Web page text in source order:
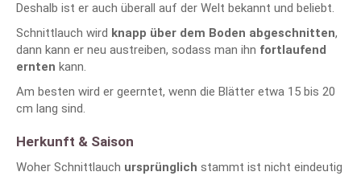
Deshalb ist er auch überall auf der Welt bekannt und beliebt.
Schnittlauch wird knapp über dem Boden abgeschnitten,
dann kann er neu austreiben, sodass man ihn fortlaufend
ernten kann.
Am besten wird er geerntet, wenn die Blätter etwa 15 bis 20
cm lang sind.
Herkunft & Saison
Woher Schnittlauch ursprünglich stammt ist nicht eindeutig